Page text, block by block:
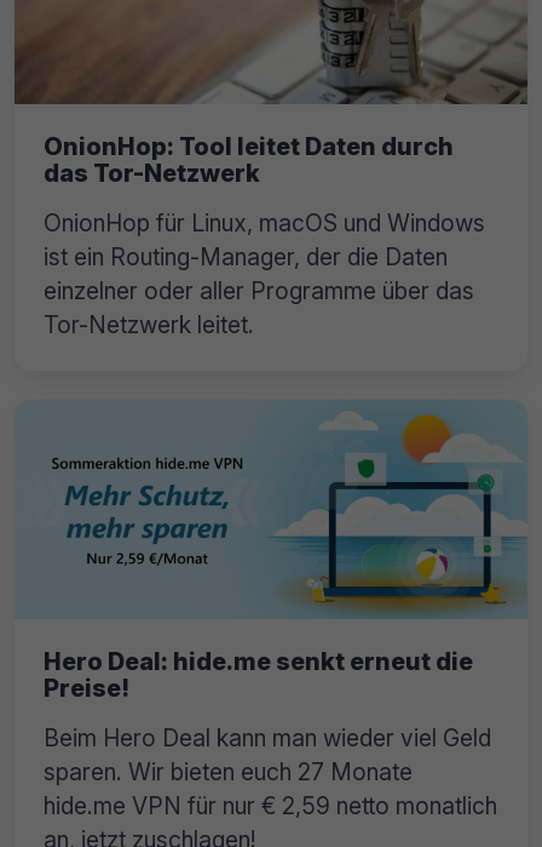
OnionHop: Tool leitet Daten durch
das Tor-Netzwerk
OnionHop für Linux, macOS und Windows
ist ein Routing-Manager, der die Daten
einzelner oder aller Programme über das
Tor-Netzwerk leitet.
Hero Deal: hide.me senkt erneut die
Preise!
Beim Hero Deal kann man wieder viel Geld
sparen. Wir bieten euch 27 Monate
hide.me VPN für nur € 2,59 netto monatlich
an, jetzt zuschlagen!